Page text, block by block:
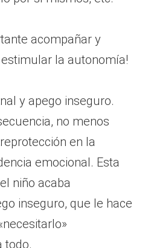
acompañar y
la autonomía!
y apego inseguro.
no menos
en la
emocional. Esta
niño acaba
inseguro, que le hace
todo.